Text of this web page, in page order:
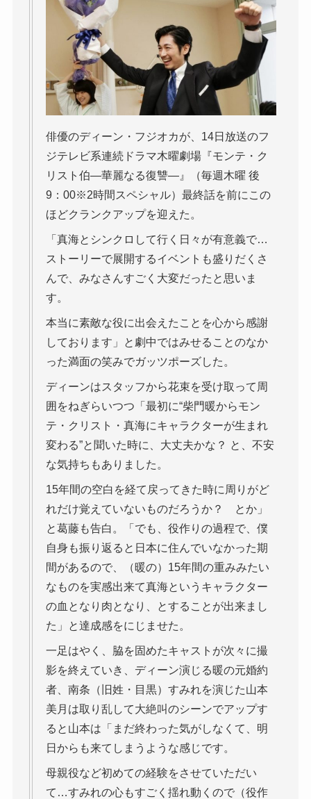
俳優のディーン・フジオカが、14日放送のフ
ジテレビ系連続ドラマ木曜劇場『モンテ・ク
リスト伯―華麗なる復讐―』（毎週木曜 後
9：00※2時間スペシャル）最終話を前にこの
ほどクランクアップを迎えた。
「真海とシンクロして行く日々が有意義で…
ストーリーで展開するイベントも盛りだくさ
んで、みなさんすごく大変だったと思いま
す。
本当に素敵な役に出会えたことを心から感謝
しております」と劇中ではみせることのなか
った満面の笑みでガッツポーズした。
ディーンはスタッフから花束を受け取って周
囲をねぎらいつつ「最初に“柴門暖からモン
テ・クリスト・真海にキャラクターが生まれ
変わる”と聞いた時に、大丈夫かな？ と、不安
な気持ちもありました。
15年間の空白を経て戻ってきた時に周りがど
れだけ覚えていないものだろうか？ とか」
と葛藤も告白。「でも、役作りの過程で、僕
自身も振り返ると日本に住んでいなかった期
間があるので、（暖の）15年間の重みみたい
なものを実感出来て真海というキャラクター
の血となり肉となり、とすることが出来まし
た」と達成感をにじませた。
一足はやく、脇を固めたキャストが次々に撮
影を終えていき、ディーン演じる暖の元婚約
者、南条（旧姓・目黒）すみれを演じた山本
美月は取り乱して大絶叫のシーンでアップす
ると山本は「まだ終わった気がしなくて、明
日からも来てしまうような感じです。
母親役など初めての経験をさせていただい
て…すみれの心もすごく揺れ動くので（役作